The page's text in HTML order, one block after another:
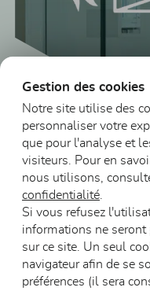
Blocs-portes DAS
Gestion des cookies
Notre site utilise des
personnaliser votre
que pour l'analyse et
visiteurs. Pour en
nous utilisons,
confidentialité
Si vous refusez
informations ne
sur ce site. Un seul
navigateur afin de se
préférences (il sera